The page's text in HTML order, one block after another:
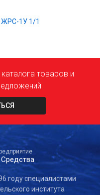
ЖРС-1У 1/1
товаров и
году специалистами
института